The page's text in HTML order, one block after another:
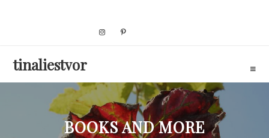
tinaliestvor
BOOKS AND MORE